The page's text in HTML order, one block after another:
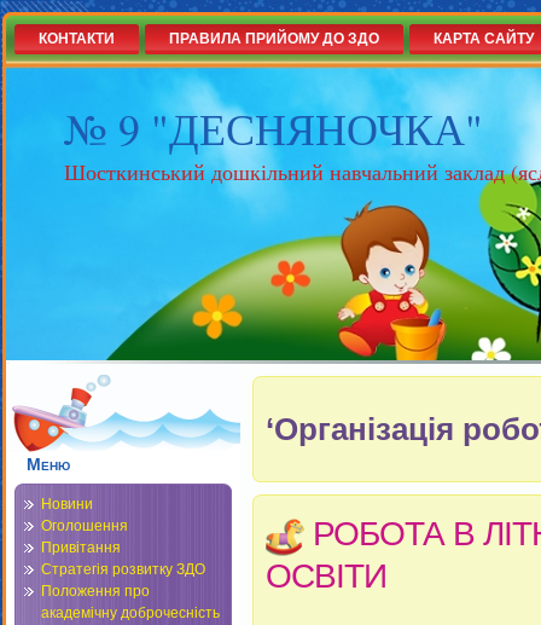
№ 9 "ДЕСНЯНОЧКА"
Шосткинський дошкільний навчальний заклад
КОНТАКТИ ПРАВИЛА ПРИЙОМУ ДО ЗДО КАРТА САЙТУ
Меню
Новини
Оголошення
Привітання
Стратегія розвитку ЗДО
Положення про
академічну доброчесність
‘Організація
РОБОТА В
ОСВІТИ